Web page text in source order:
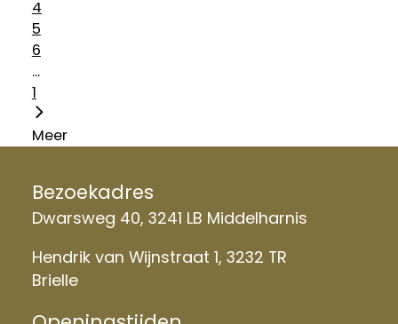
4
5
6
...
1
Meer
Bezoekadres
Dwarsweg 40, 3241 LB Middelharnis
Hendrik van Wijnstraat 1, 3232 TR
Brielle